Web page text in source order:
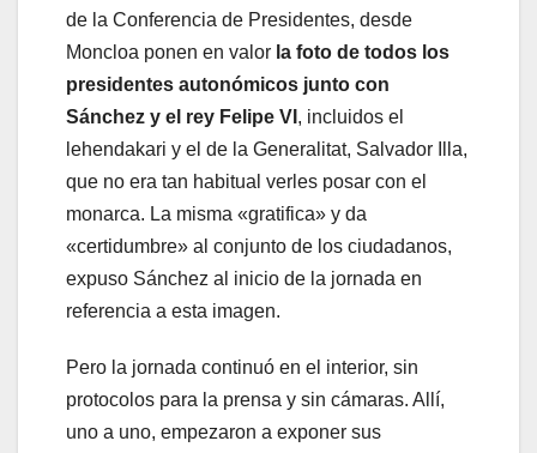
de la Conferencia de Presidentes, desde
Moncloa ponen en valor la foto de todos los
presidentes autonómicos junto con
Sánchez y el rey Felipe VI , incluidos el
lehendakari y el de la Generalitat, Salvador Illa,
que no era tan habitual verles posar con el
monarca. La misma «gratifica» y da
«certidumbre» al conjunto de los ciudadanos,
expuso Sánchez al inicio de la jornada en
referencia a esta imagen.
Pero la jornada continuó en el interior, sin
protocolos para la prensa y sin cámaras. Allí,
uno a uno, empezaron a exponer sus